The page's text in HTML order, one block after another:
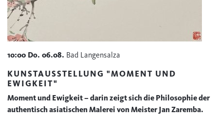
10:00 Do. 06.08. Bad Langensalza
KUNSTAUSSTELLUNG "MOMENT UND
EWIGKEIT"
Moment und Ewigkeit – darin zeigt sich die Philosophie der
authentisch asiatischen Malerei von Meister Jan Zaremba.